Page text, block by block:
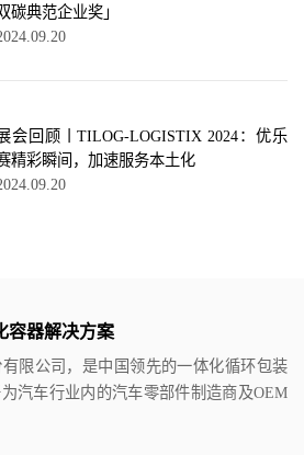
碳典范企业奖」
会回顾丨TILOG-LOGISTIX 2024：优乐
精彩瞬间，加速服务本土化
容器解决方案
限公司，是中国领先的一体化循环包装
汽车行业内的汽车零部件制造商及OEM